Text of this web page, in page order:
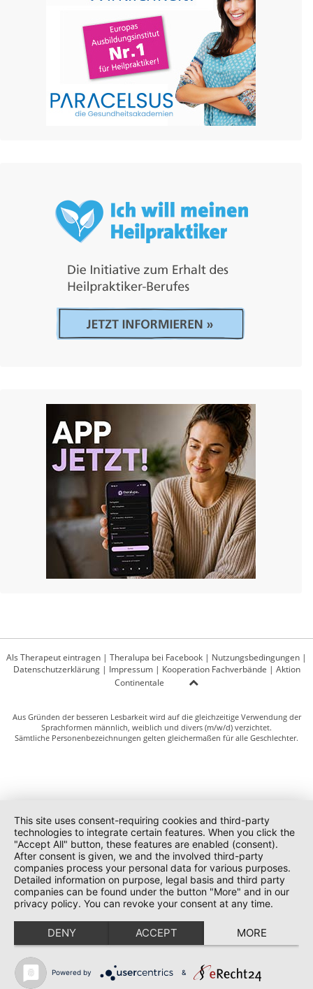
Als Therapeut eintragen | Theralupa bei Facebook | Nutzungsbedingungen |
Datenschutzerklärung| Impressum| Kooperation Fachverbände | Aktion
Continentale
Aus Gründen der besseren Lesbarkeit wird auf die gleichzeitige Verwendung der
Sprachformen männlich, weiblich und divers (m/w/d) verzichtet.
Sämtliche Personenbezeichnungen gelten gleichermaßen für alle Geschlechter.
This site uses consent-requiring cookies and third-party
technologies to integrate certain features. When you click the
"Accept All" button, these features are enabled (consent).
After consent is given, we and the involved third-party
companies process your personal data for various purposes.
Detailed information on purpose, legal basis and third party
companies can be found under the button "More" and in our
privacy policy. You can revoke your consent at any time.
DENY ACCEPT MORE
Powered by &